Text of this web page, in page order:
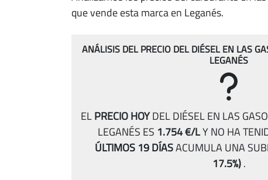
que vende esta marca en Leganés.
ANÁLISIS DEL PRECIO DEL DIÉSEL EN LAS
LEGANÉS
ELPRECIO HOYDEL DIÉSEL EN LAS
LEGANÉS ES 1.754 €/LY NO HA
ÚLTIMOS 19 DÍASACUMULA UNA
17.5%).